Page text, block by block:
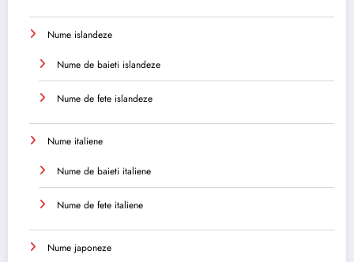
Nume islandeze
Nume de baieti islandeze
Nume de fete islandeze
Nume italiene
Nume de baieti italiene
Nume de fete italiene
Nume japoneze